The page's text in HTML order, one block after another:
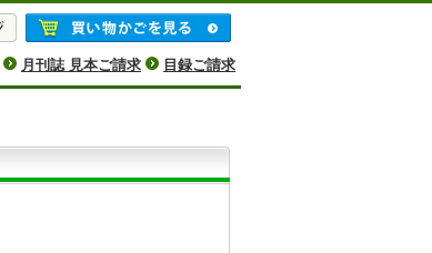
月刊誌 見本ご請求 目録ご請求